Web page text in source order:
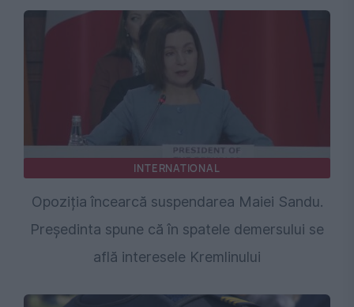
INTERNATIONAL
Opoziția încearcă suspendarea Maiei Sandu.
Președinta spune că în spatele demersului se
află interesele Kremlinului